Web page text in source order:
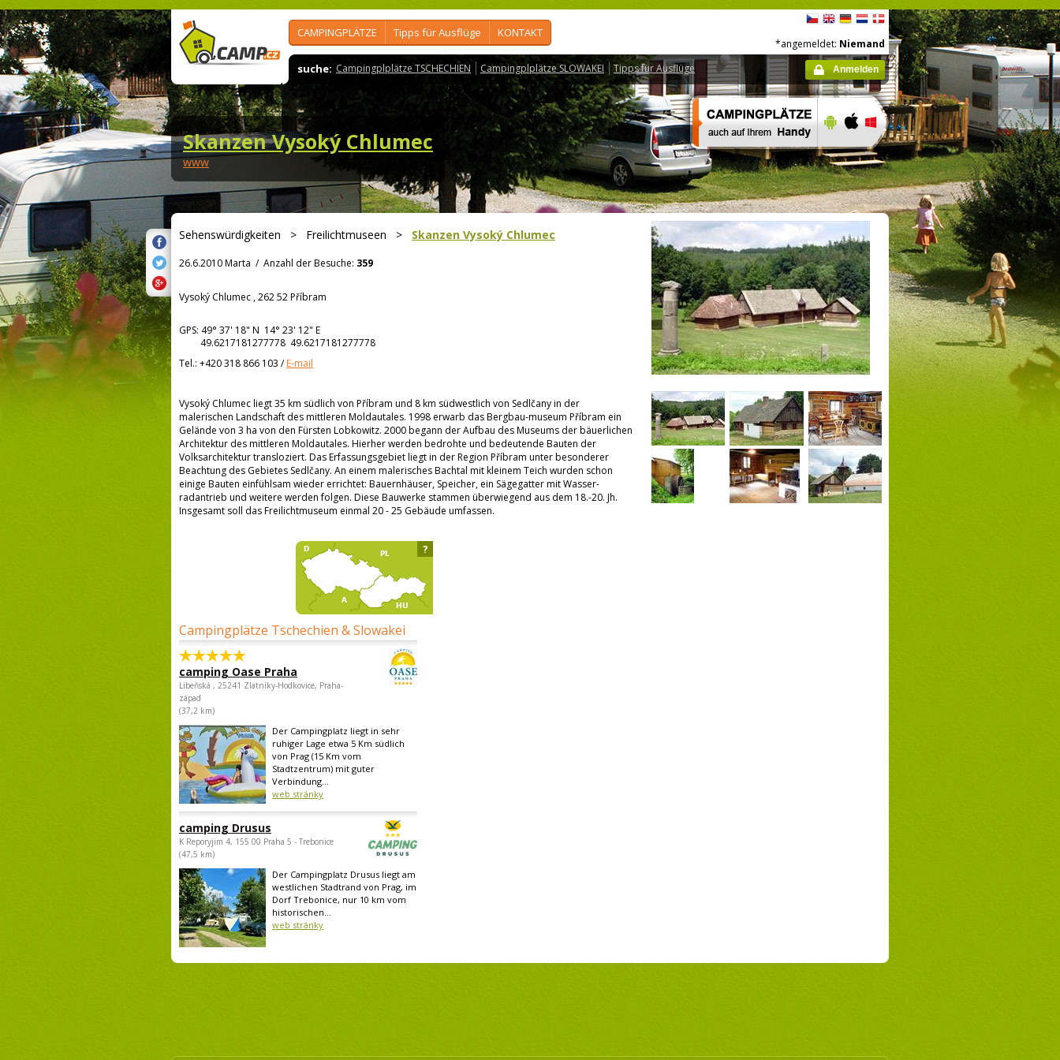
CAMPINGPLÄTZE Tipps für Ausflüge KONTAKT
suche: Campingplplätze TSCHECHIEN Campingplplätze SLOWAKEI Tipps für Ausflüge
*angemeldet: Niemand
Anmelden
Skanzen Vysoký Chlumec
www
Sehenswürdigkeiten > Freilichtmuseen > Skanzen Vysoký Chlumec
26.6.2010 Marta / Anzahl der Besuche: 359
Vysoký Chlumec , 262 52 Příbram
GPS: 49° 37' 18" N 14° 23' 12" E
49.6217181277778 49.6217181277778
Tel.: +420 318 866 103 /E-mail
Vysoký Chlumec liegt 35 km südlich von Příbram und 8 km südwestlich von Sedlčany in der
malerischen Landschaft des mittleren Moldautales. 1998 erwarb das Bergbau-museum Příbram ein
Gelände von 3 ha von den Fürsten Lobkowitz. 2000 begann der Aufbau des Museums der bäuerlichen
Architektur des mittleren Moldautales. Hierher werden bedrohte und bedeutende Bauten der
Volksarchitektur transloziert. Das Erfassungsgebiet liegt in der Region Příbram unter besonderer
Beachtung des Gebietes Sedlčany. An einem malerisches Bachtal mit kleinem Teich wurden schon
einige Bauten einfühlsam wieder errichtet: Bauernhäuser, Speicher, ein Sägegatter mit Wasser-
radantrieb und weitere werden folgen. Diese Bauwerke stammen überwiegend aus dem 18.-20. Jh.
Insgesamt soll das Freilichtmuseum einmal 20 - 25 Gebäude umfassen.
Campingplätze Tschechien & Slowakei
camping Oase Praha
Libeňská , 25241 Zlatníky-Hodkovice, Praha-
západ
(37,2 km)
Der Campingplatz liegt in sehr
ruhiger Lage etwa 5 Km südlich
von Prag (15 Km vom
Stadtzentrum) mit guter
Verbindung...
web stránky
camping Drusus
K Reporyjim 4, 155 00 Praha 5 - Trebonice
(47,5 km)
Der Campingplatz Drusus liegt am
westlichen Stadtrand von Prag, im
Dorf Trebonice, nur 10 km vom
historischen...
web stránky
?